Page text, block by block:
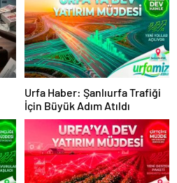
Urfa Haber: Şanlıurfa Trafiği
İçin Büyük Adım Atıldı